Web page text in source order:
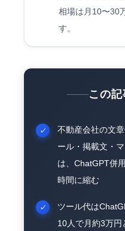
相場は月10〜30
す。
この
不動産会社の文
ール・掲載文・
は、ChatGPT併
時間に縮む
ツール代は
10人で月約3万円